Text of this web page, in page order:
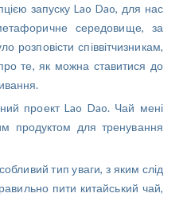
запуску Lao Dao, для нас
середовище, за
розповісти співвітчизникам,
те, як можна ставитися до
проект Lao Dao. Чай мені
продуктом для тренування
тип уваги, з яким слід
пити китайський чай,